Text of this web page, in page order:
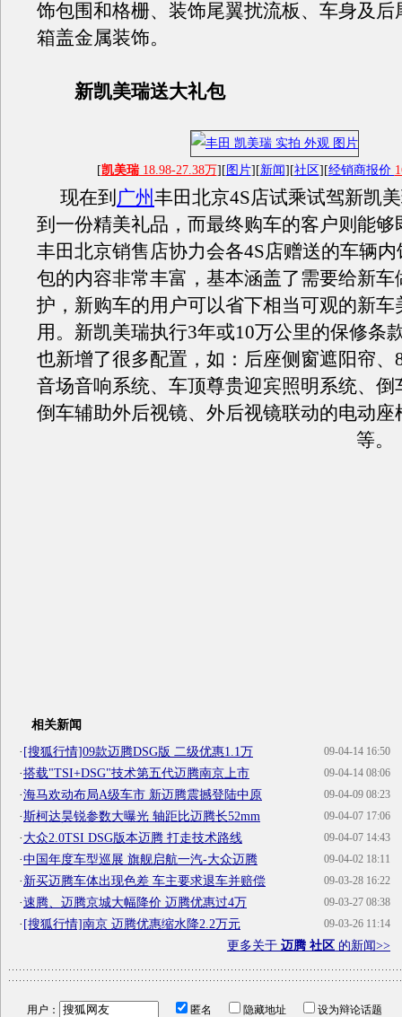
饰包围和格栅、装饰尾翼扰流板、车身及后
箱盖金属装饰。
新凯美瑞送大礼包
[凯美瑞18.98-27.38万][ 图片][新闻][社区][经销商报价
现在到 广州丰田北京4S店试乘试驾新凯
到一份精美礼品，而最终购车的客户则能够
丰田北京销售店协力会各4S店赠送的车辆
包的内容非常丰富，基本涵盖了需要给新车
护，新购车的用户可以省下相当可观的新车
用。新凯美瑞执行3年或10万公里的保修条
也新增了很多配置，如：后座侧窗遮阳帘、
音场音响系统、车顶尊贵迎宾照明系统、倒
倒车辅助外后视镜、外后视镜联动的电动座
等。
相关新闻
09-04-14 16:50
·[搜狐行情]09款迈腾DSG版 二级优惠1.1万
09-04-14 08:06
·搭载"TSI+DSG"技术第五代迈腾南京上市
09-04-09 08:23
·海马欢动布局A级车市 新迈腾震撼登陆中原
09-04-07 17:06
·斯柯达昊锐参数大曝光 轴距比迈腾长52mm
09-04-07 14:43
·大众2.0TSI DSG版本迈腾 打走技术路线
09-04-02 18:11
·中国年度车型巡展 旗舰启航一汽-大众迈腾
09-03-28 16:22
·新买迈腾车体出现色差 车主要求退车并赔偿
09-03-27 08:38
·速腾、迈腾京城大幅降价 迈腾优惠过4万
09-03-26 11:14
·[搜狐行情]南京 迈腾优惠缩水降2.2万元
更多关于 迈腾 社区 的新闻>>
用户： 匿名 隐藏地址
设为辩论话题